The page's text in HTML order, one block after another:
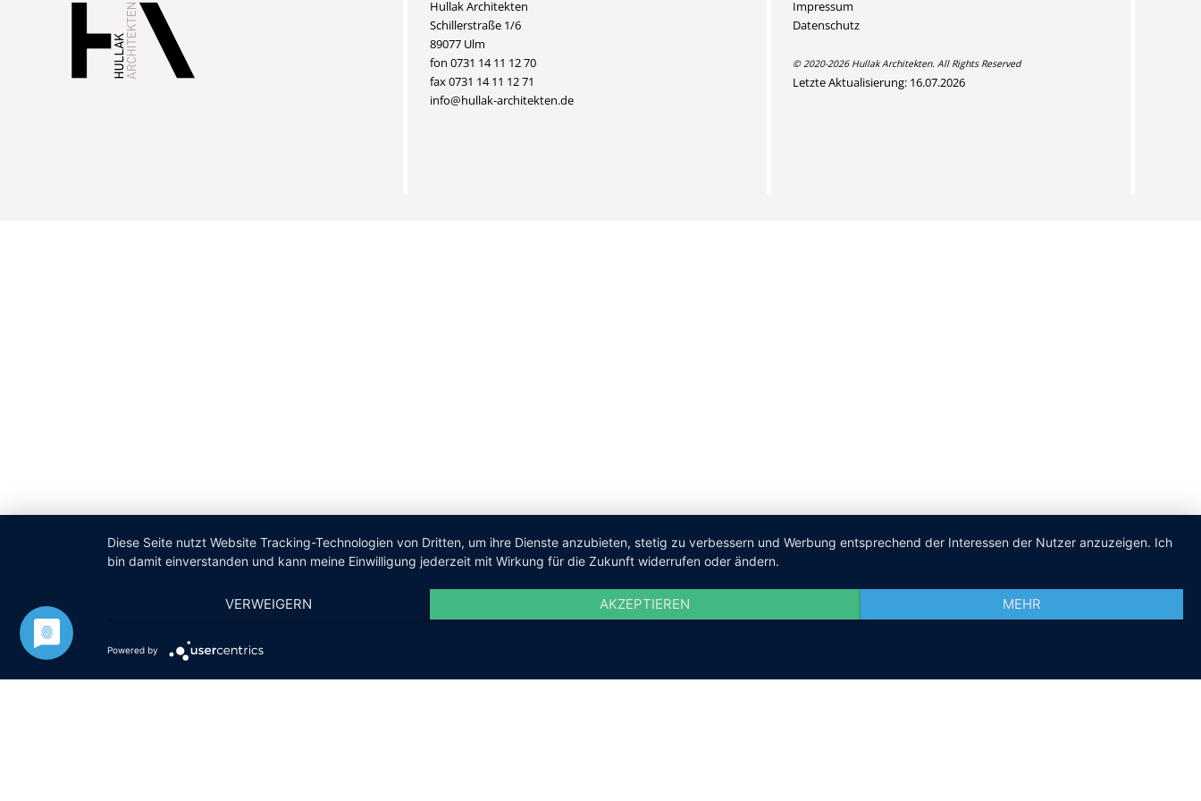
Hullak Architekten
Schillerstraße 1/6
89077 Ulm
fon 0731 14 11 12 70
fax 0731 14 11 12 71
info@hullak-architekten.de
Impressum
Datenschutz
© 2020-2026 Hullak Architekten. All Rights Reserved
Letzte Aktualisierung: 16.07.2026
Diese Seite nutzt Website Tracking-Technologien von Dritten, um ihre Dienste anzubieten, stetig zu verbessern und Werbung entsprechend der Interessen der Nutzer anzuzeigen. Ich
bin damit einverstanden und kann meine Einwilligung jederzeit mit Wirkung für die Zukunft widerrufen oder ändern.
VERWEIGERN AKZEPTIEREN MEHR
Powered by